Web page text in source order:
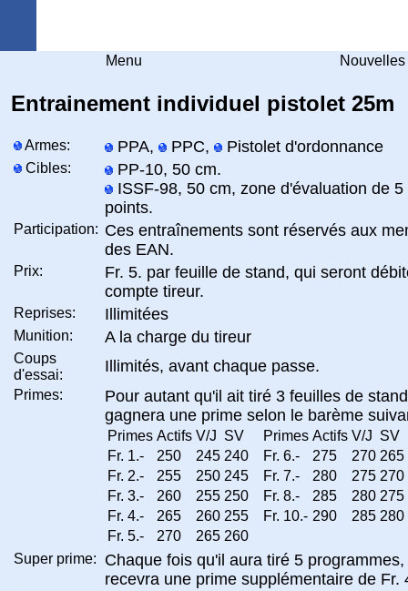
Menu Nouvelles
Entrainement individuel pistolet 25m
Armes: PPA, PPC, Pistolet d'ordonnance
Cibles:
PP-10, 50 cm.
ISSF-98, 50 cm, zone d'évaluation de 5
points.
Participation: Ces entraînements sont réservés aux
des EAN.
Prix:
Fr. 5. par feuille de stand, qui seront
compte tireur.
Reprises: Illimitées
Munition: A la charge du tireur
Coups
d'essai:
Illimités, avant chaque passe.
Primes:
Pour autant qu'il ait tiré 3 feuilles de
gagnera une prime selon le barème
Primes Actifs V/J SV Primes Actifs V/J SV
Fr. 1.-
250 245 240 Fr. 6.- 275 270 265
Fr. 2.-
255 250 245 Fr. 7.- 280 275 270
Fr. 3.-
260 255 250 Fr. 8.- 285 280 275
Fr. 4.-
265 260 255 Fr. 10.- 290 285 280
Fr. 5.-
270 265 260
Super prime:
Chaque fois qu'il aura tiré 5
recevra une prime supplémentaire de Fr.